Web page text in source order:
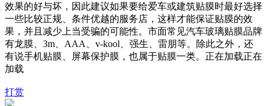
效果的好与坏，因此建议如果要给爱车或建筑贴膜时最好选择
一些比较正规、条件优越的服务店，这样才能保证贴膜的效
果，并且减少上当受骗的可能性。市面常见汽车玻璃贴膜品牌
有龙膜、3m、AAA、v-kool、强生、雷朋等。除此之外，还
有说手机贴膜、屏幕保护膜，也属于贴膜一类。正在加载正在
加载
打赏